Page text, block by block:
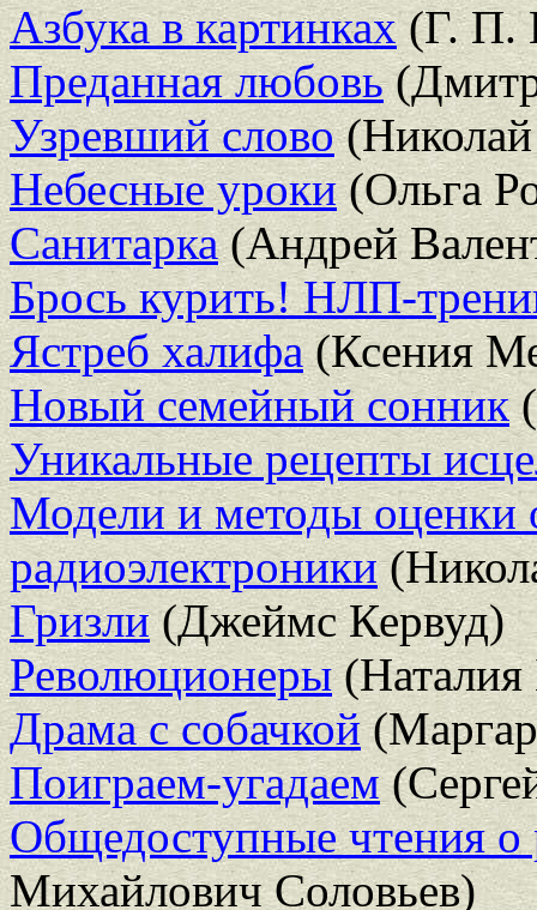
Азбука в картинках(Г. П.
Преданная любовь
Узревший слово
Небесные уроки(Ольга
Санитарка(Андрей
Брось курить! НЛП-
Ястреб халифа(Ксения
Новый семейный сонник
Уникальные рецепты
Модели и методы оценки
радиоэлектроники
Гризли(Джеймс Кервуд)
Революционеры(Наталия
Драма с собачкой
Поиграем-угадаем
Общедоступные чтения о
Михайлович Соловьев)